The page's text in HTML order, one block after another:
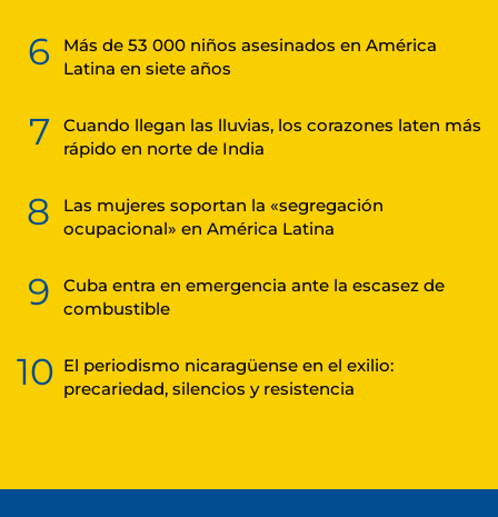
6
Más de 53 000 niños asesinados en América
Latina en siete años
7
Cuando llegan las lluvias, los corazones laten más
rápido en norte de India
8
Las mujeres soportan la «segregación
ocupacional» en América Latina
9
Cuba entra en emergencia ante la escasez de
combustible
10 El periodismo nicaragüense en el exilio:
precariedad, silencios y resistencia